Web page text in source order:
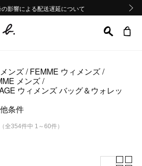
震の影響による配送遅延について
Sale 2buy10%OFF!!
影響による配送遅延について
震の影響による配送遅延について
Sale 2buy10%OFF!!
ンズ FEMME ウィメンズ
メンズ
ウィメンズ バッグ＆ウォレッ
条件
（全354件中 1～60件）